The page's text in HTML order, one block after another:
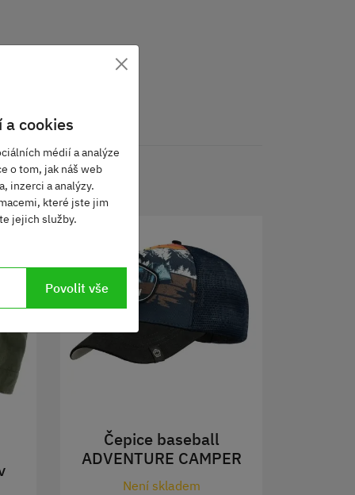
Čepice baseball
ADVENTURE CAMPER
Není skladem
×
cookies
médií a analýze
o tom, jak náš web
inzerci a analýzy.
které jste jim
jejich služby.
Povolit vše